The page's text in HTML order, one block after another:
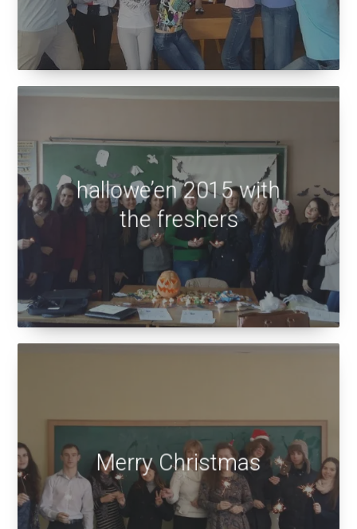
hallowe’en 2015 with
the freshers
Merry Christmas